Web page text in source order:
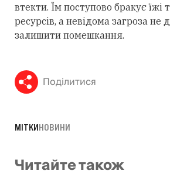
втекти. Їм поступово бракує їжі
ресурсів, а невідома загроза не
залишити помешкання.
Поділитися
МІТКИНОВИНИ
Читайте також